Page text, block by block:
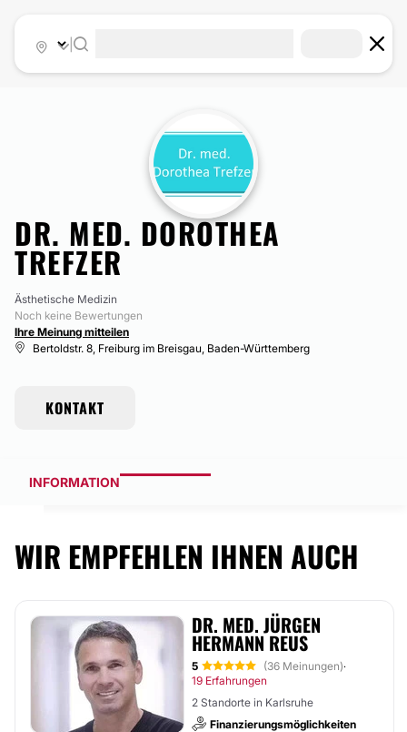
DR. MED. DOROTHEA
TREFZER
Ästhetische Medizin
Noch keine Bewertungen
Ihre Meinung mitteilen
Bertoldstr. 8, Freiburg im Breisgau, Baden-Württemberg
KONTAKT
INFORMATION
WIR EMPFEHLEN IHNEN AUCH
DR. MED. JÜRGEN
HERMANN REUS
5 (36 Meinungen)·
19 Erfahrungen
2 Standorte in Karlsruhe
Finanzierungsmöglichkeiten